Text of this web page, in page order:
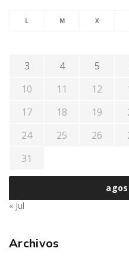
L M X
3
4 5
10
11 12
17
18 19
24
25 26
31
« Jul
Archivos